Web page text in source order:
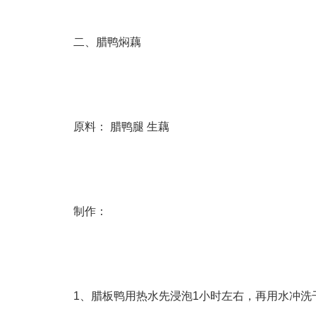
二、腊鸭焖藕
原料： 腊鸭腿 生藕
制作：
1、腊板鸭用热水先浸泡1小时左右，再用水冲洗